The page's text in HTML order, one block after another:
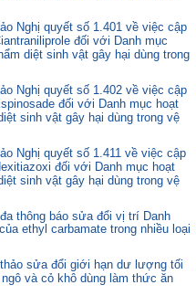
Nghị quyết số 1.401 về việc cập
đối với Danh mục
diệt sinh vật gây hại dùng trong
Nghị quyết số 1.402 về việc cập
đối với Danh mục hoạt
sinh vật gây hại dùng trong vệ
Nghị quyết số 1.411 về việc cập
đối với Danh mục hoạt
sinh vật gây hại dùng trong vệ
thông báo sửa đổi vị trí Danh
ethyl carbamate trong nhiều loại
sửa đổi giới hạn dư lượng tối
và cỏ khô dùng làm thức ăn